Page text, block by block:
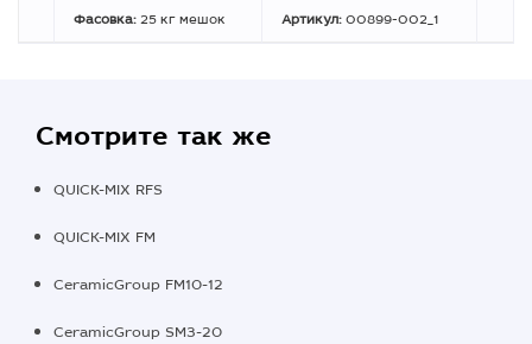
Фасовка: 25 кг мешок Артикул: 00899-002_1
Смотрите так же
QUICK-MIX RFS
QUICK-MIX FM
CeramicGroup FM10-12
CeramicGroup SM3-20